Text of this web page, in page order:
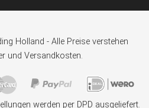
Holland - Alle Preise verstehen
und Versandkosten.
werden per DPD ausgeliefert.